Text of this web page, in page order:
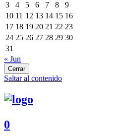
3
4 5 6 7 8
9
10 11 12 13 14 15 16
17 18 19 20 21 22 23
24 25 26 27 28 29 30
31
« Jun
Cerrar
Saltar al contenido
0